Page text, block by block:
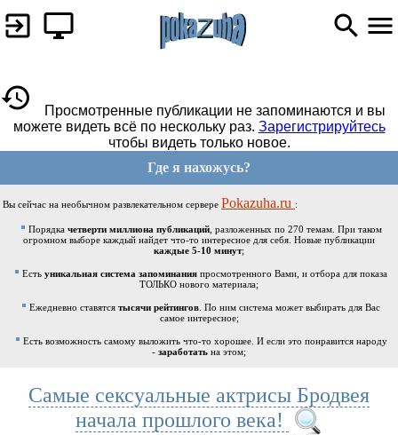
Просмотренные публикации не запоминаются и вы
можете видеть всё по нескольку раз. Зарегистрируйтесь
чтобы видеть только новое.
Где я нахожусь?
Вы сейчас на необычном развлекательном сервере Pokazuha.ru :
Порядка четверти миллиона публикаций, разложенных по 270 темам. При таком
огромном выборе каждый найдет что-то интересное для себя. Новые публикации
каждые 5-10 минут;
Есть уникальная система запоминания просмотренного Вами, и отбора для показа
ТОЛЬКО нового материала;
Ежедневно ставятся тысячи рейтингов . По ним система может выбирать для Вас
самое интересное;
Есть возможность самому выложить что-то хорошее. И если это понравится народу
- заработать на этом;
Самые сексуальные актрисы Бродвея
начала прошлого века!